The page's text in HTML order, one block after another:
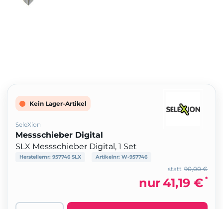
Kein Lager-Artikel
SeleXion
Messschieber Digital
SLX Messschieber Digital, 1 Set
Herstellernr: 957746 SLX Artikelnr: W-957746
90,00 €
statt
nur41,19 € *